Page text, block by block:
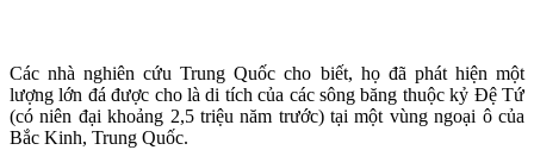
Các nhà nghiên cứu Trung Quốc cho biết, họ đã phát hiện một
lượng lớn đá được cho là di tích của các sông băng thuộc kỷ Đệ Tứ
(có niên đại khoảng 2,5 triệu năm trước) tại một vùng ngoại ô của
Bắc Kinh, Trung Quốc.